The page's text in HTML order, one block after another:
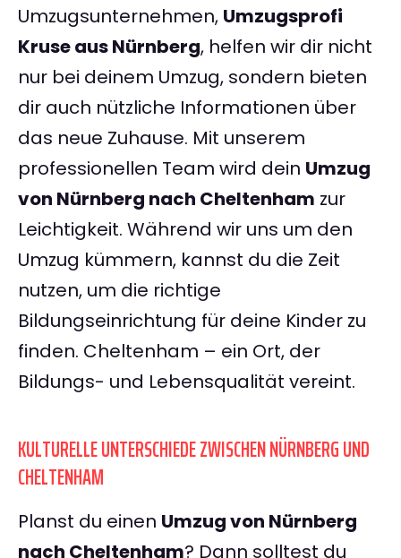
Umzugsunternehmen, Umzugsprofi
Kruse aus Nürnberg, helfen wir dir nicht
nur bei deinem Umzug, sondern bieten
dir auch nützliche Informationen über
das neue Zuhause. Mit unserem
professionellen Team wird dein Umzug
von Nürnberg nach Cheltenham zur
Leichtigkeit. Während wir uns um den
Umzug kümmern, kannst du die Zeit
nutzen, um die richtige
Bildungseinrichtung für deine Kinder zu
finden. Cheltenham – ein Ort, der
Bildungs- und Lebensqualität vereint.
KULTURELLE UNTERSCHIEDE ZWISCHEN NÜRNBERG UND
CHELTENHAM
Planst du einen Umzug von Nürnberg
nach Cheltenham? Dann solltest du